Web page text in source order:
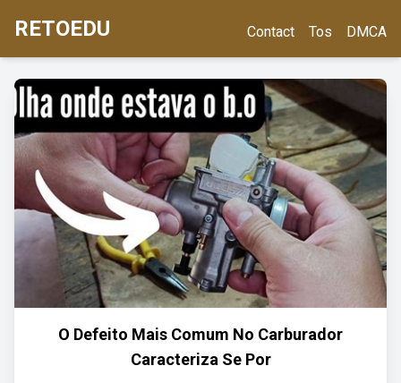
RETOEDU Contact Tos DMCA
O Defeito Mais Comum No Carburador
Caracteriza Se Por